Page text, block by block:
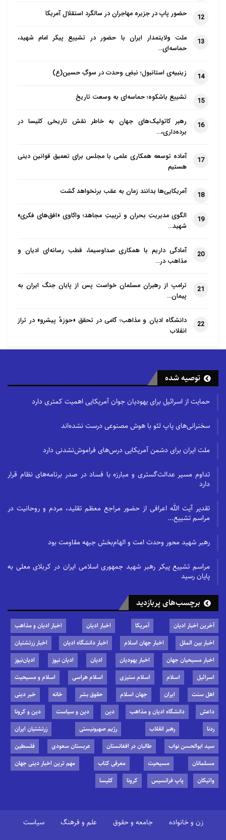
12 حضور پاپ در جزیره مهاجران در سالگرد استقلال آمریکا
13
ملت ولایتمدار ایران با حضور در تشییع پیکر امام شهید،
حماسه‌ای…
14 زینبیه‌ی استانبول؛ نبضِ وحدت در سوگِ حسین(ع)
15 تشییع باشکوه؛ حماسه‌ای به وسعت تاریخ
16
رهبر کاتولیک‌های جهان به خاطر نقش تاریخی کلیسا در
برده‌داری،…
17
آماده توسعه همکاری علمی با مجلس برای تعمیق قوانین دینی
هستیم
18 آمریکایی‌ها بدانند زمان به عقب برنخواهد گشت
19
الگوی مدیریتِ بحران و تربیتِ مجاهد؛ واکاوی «افق‌های فکری»
شهید…
20
آمادگی داریم با همکاری صداوسیما، قطب رسانه‌ای ادیان و
مذاهب در…
21
ترامپ از رهبران مسلمان خواست پس از پایان جنگ ایران به
پیمان…
22
دانشگاه ادیان و مذاهب؛ گامی در تحقق «حوزهٔ پیشرو» در تراز
انقلاب
توصیه شده
حمایت از اسرائیل برای یهودیان جوان آمریکایی اهمیت کمتری دارد
سخنرانی‌های پاپ لئو با هوش مصنوعی درست نشده‌اند
ملت ایران برای دشمن آمریکایی درس‌های فراموش‌نشدنی دارد
تداوم مسیر عدالت‌گستری و مبارزه با فساد در صدر برنامه‌های نظام قرار
دارد
تقدیر آیت الله اعرافی از حضور مراجع معظم تقلید، مردم و روحانیت در
مراسم تشییع…
رهبر شهید محور وحدت امت و الهام‌بخش جبهه مقاومت بود
مراسم تشییع پیکر رهبر شهید جمهوری اسلامی ایران در کربلای معلی به
پایان رسید
برچسب‌های پربازدید
آخرین اخبار ادیان آمریکا اخبار ادیان
اخبار ادیان و مذاهب
اخبار بین الملل
اخبار جهان اسلام اخبار دانشگاه ادیان
اخبار زرتشتیان
اخبار مسیحیان جهان
اخبار یهودیان ادیان ادیان نیوز
ادیان‌نیوز
اسرائیل
اسلام اسلام ستیزی اسلام هراسی
اسلام و مسیحیت
اهل سنت
ایران جهان اسلام حقوق بشر خانه
خبر دینی
داعش
دانشگاه ادیان و مذاهب دین دین و سیاست
دین و کرونا
ردنا
رهبر انقلاب رژیم صهیونیستی
زرتشتیان ایران
سید ابوالحسن نواب
طالبان در افغانستان عربستان سعودی
فلسطین
مسلمانان
مسیحیت معرفی کتاب
مهم ترین اخبار دینی جهان
واتیکان
پاپ فرانسیس کرونا کلیسا
زن و خانواده جامعه و حقوق علم و فرهنگ سیاست